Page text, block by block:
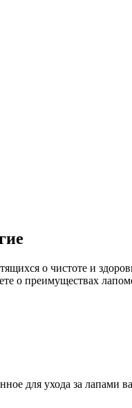
о чистоте и
о преимуществах
для ухода за